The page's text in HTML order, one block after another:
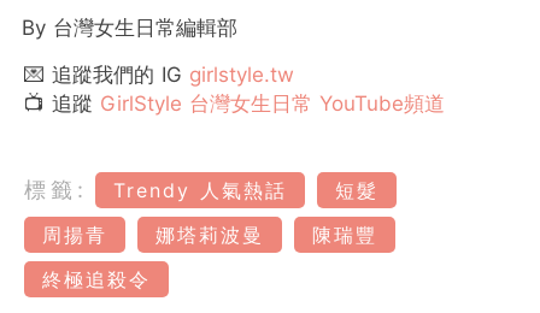
By 台灣女生日常編輯部
💌 追蹤我們的 IG girlstyle.tw
📺 追蹤 GirlStyle 台灣女生日常 YouTube頻道
標籤: Trendy 人氣熱話
短髮
周揚青
娜塔莉波曼
陳瑞豐
終極追殺令